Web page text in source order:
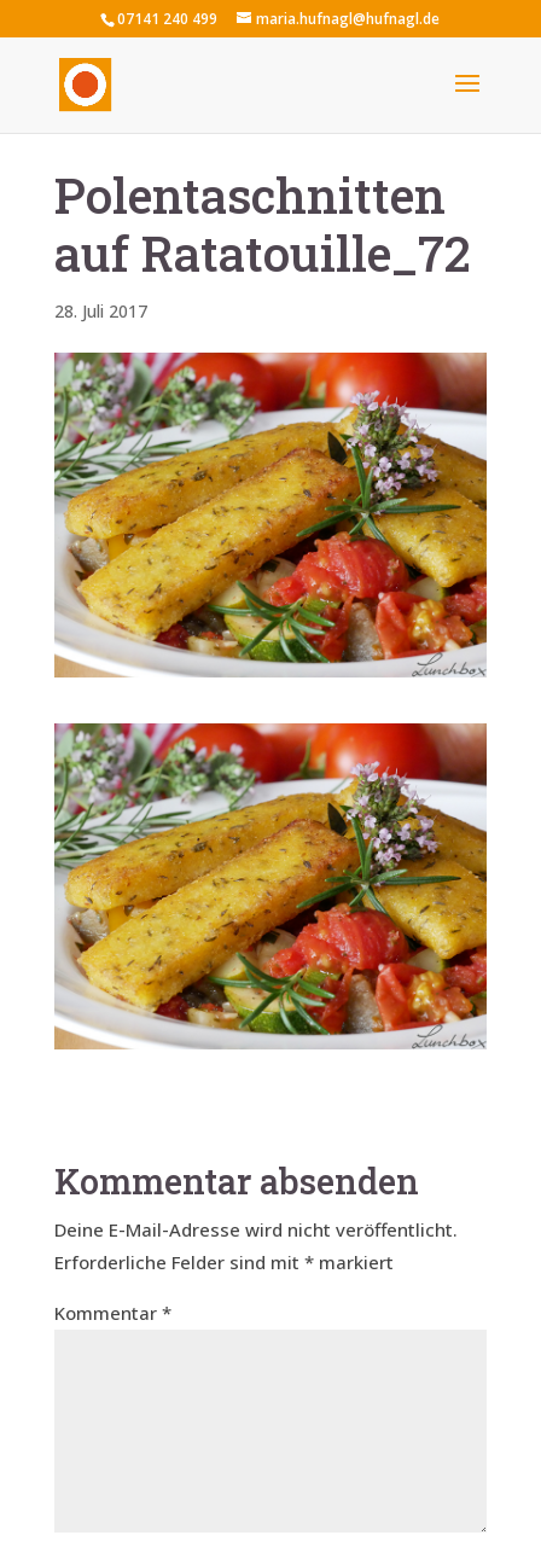
07141 240 499 maria.hufnagl@hufnagl.de
Polentaschnitten
auf Ratatouille_72
28. Juli 2017
Kommentar absenden
Deine E-Mail-Adresse wird nicht veröffentlicht.
Erforderliche Felder sind mit *markiert
Kommentar *